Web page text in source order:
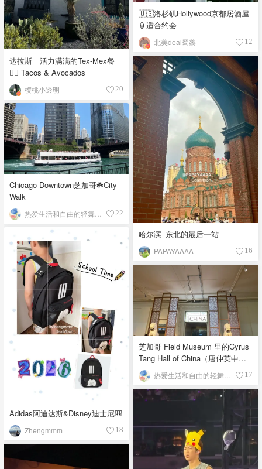
🇺🇸洛杉矶Hollywood京都居酒屋
🏮适合约会
北美deal蜀黎 12
达拉斯｜活力满满的Tex-Mex餐
👉🏼 Tacos & Avocados
樱桃小透明 20
哈尔滨_东北的最后一站
PAPAYAAAA 16
Chicago Downtown芝加哥☘️City
Walk
22
Adidas阿迪达斯&Disney迪士尼🎒
Zhengmmm 18
芝加哥 Field Museum 里的Cyrus
Tang Hall of China（唐仲英中国
馆）
17